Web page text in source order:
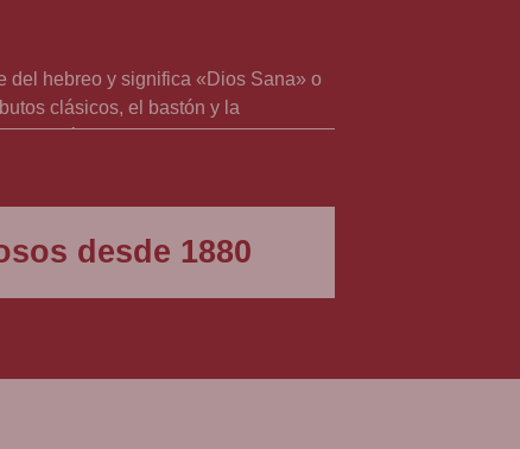
del hebreo y significa «Dios Sana» o
clásicos, el bastón y la
Disponible en BCB, tienda
desde 1880